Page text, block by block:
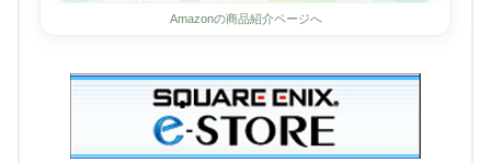
Amazonの商品紹介ページへ